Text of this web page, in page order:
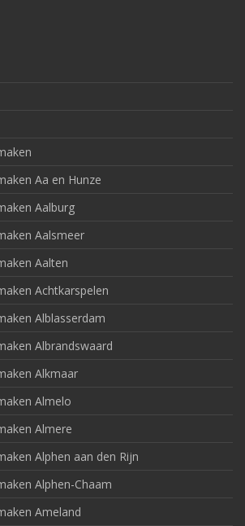
Aa en Hunze
Aalburg
Aalsmeer
Aalten
Achtkarspelen
Alblasserdam
Albrandswaard
Alkmaar
Almelo
Almere
Alphen aan den Rijn
Alphen-Chaam
Ameland